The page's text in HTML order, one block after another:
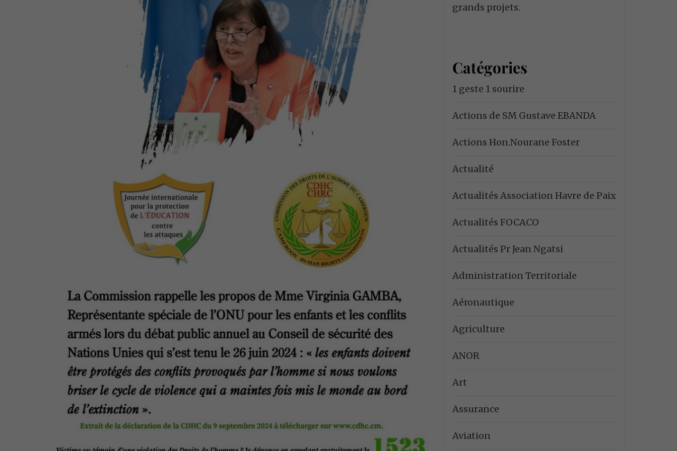
grands projets.
Catégories
1 geste 1 sourire
Actions de SM Gustave EBANDA
Actions Hon.Nourane Foster
Actualité
Actualités Association Havre de Paix
Actualités FOCACO
Actualités Pr Jean Ngatsi
Administration Territoriale
Aéronautique
Agriculture
ANOR
Art
Assurance
Aviation